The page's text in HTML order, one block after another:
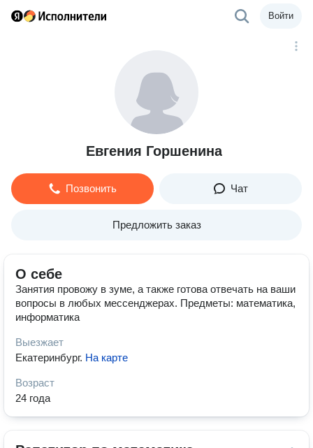
Войти
Евгения Горшенина
Позвонить Чат
Предложить заказ
О себе
Занятия провожу в зуме, а также готова отвечать на ваши
вопросы в любых мессенджерах. Предметы: математика,
информатика
Выезжает
Екатеринбург. На карте
Возраст
24 года